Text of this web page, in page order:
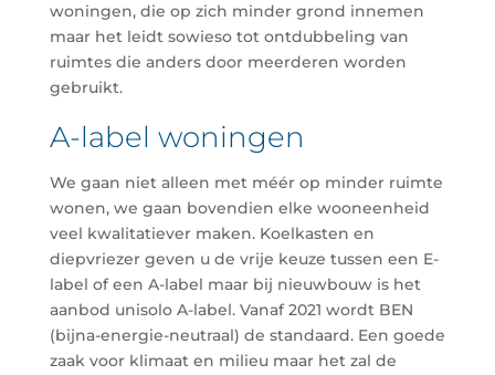
woningen, die op zich minder grond innemen
maar het leidt sowieso tot ontdubbeling van
ruimtes die anders door meerderen worden
gebruikt.
A-label woningen
We gaan niet alleen met méér op minder ruimte
wonen, we gaan bovendien elke wooneenheid
veel kwalitatiever maken. Koelkasten en
diepvriezer geven u de vrije keuze tussen een E-
label of een A-label maar bij nieuwbouw is het
aanbod unisolo A-label. Vanaf 2021 wordt BEN
(bijna-energie-neutraal) de standaard. Een goede
zaak voor klimaat en milieu maar het zal de